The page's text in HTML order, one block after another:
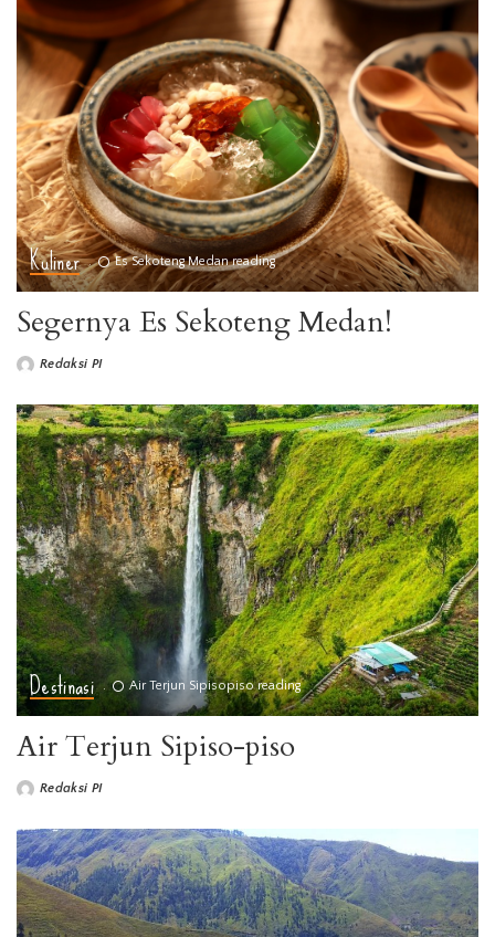
Kuliner Es Sekoteng Medan reading
Segernya Es Sekoteng Medan!
Redaksi PI
Destinasi Air Terjun Sipisopiso reading
Air Terjun Sipiso-piso
Redaksi PI